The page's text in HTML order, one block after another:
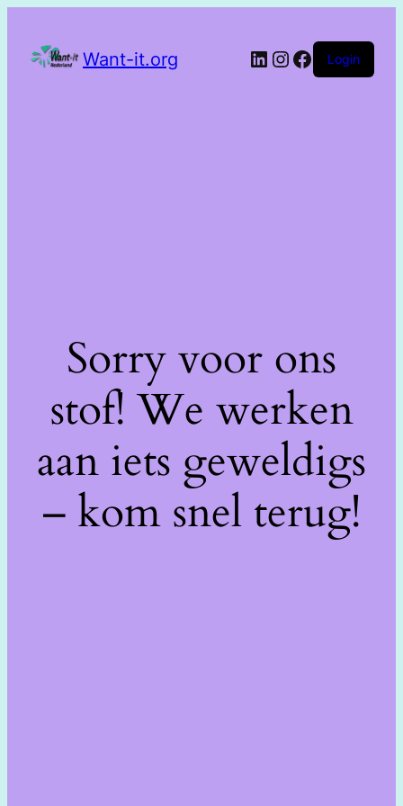
Want-it.org Login
Sorry voor ons
stof! We werken
aan iets geweldigs
– kom snel terug!